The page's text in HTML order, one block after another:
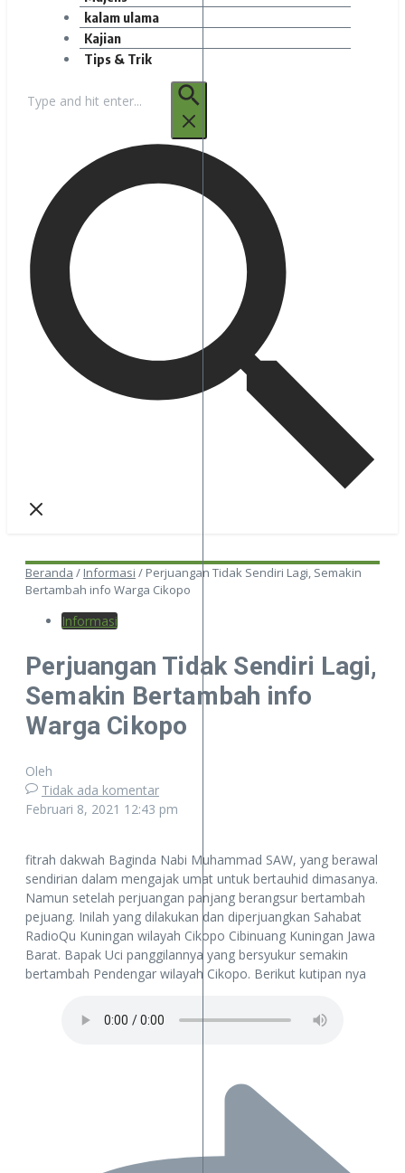
kalam ulama
Kajian
Tips & Trik
untuk:
Beranda / Informasi / Perjuangan Tidak Sendiri Lagi, Semakin
Bertambah info Warga Cikopo
Informasi
Perjuangan Tidak Sendiri Lagi,
Semakin Bertambah info
Warga Cikopo
Oleh
Tidak ada komentar
Februari 8, 2021 12:43 pm
fitrah dakwah Baginda Nabi Muhammad SAW, yang berawal
sendirian dalam mengajak umat untuk bertauhid dimasanya.
Namun setelah perjuangan panjang berangsur bertambah
pejuang. Inilah yang dilakukan dan diperjuangkan Sahabat
RadioQu Kuningan wilayah Cikopo Cibinuang Kuningan Jawa
Barat. Bapak Uci panggilannya yang bersyukur semakin
bertambah Pendengar wilayah Cikopo. Berikut kutipan nya